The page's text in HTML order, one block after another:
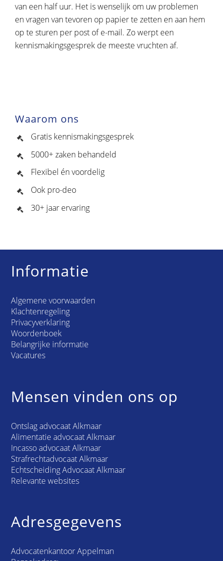
van een half uur. Het is wenselijk om uw problemen
en vragen van tevoren op papier te zetten en aan hem
op te sturen per post of e-mail. Zo werpt een
kennismakingsgesprek de meeste vruchten af.
Waarom ons
Gratis kennismakingsgesprek
5000+ zaken behandeld
Flexibel én voordelig
Ook pro-deo
30+ jaar ervaring
Informatie
Algemene voorwaarden
Klachtenregeling
Privacyverklaring
Woordenboek
Belangrijke informatie
Vacatures
Mensen vinden ons op
Ontslag advocaat Alkmaar
Alimentatie advocaat Alkmaar
Incasso advocaat Alkmaar
Strafrechtadvocaat Alkmaar
Echtscheiding Advocaat Alkmaar
Relevante websites
Adresgegevens
Advocatenkantoor Appelman